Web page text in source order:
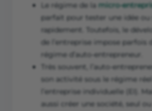
Le régime de la micro-
parfait pour tester une idée ou
rapidement. Toutefois, le
de l’entreprise impose parfois
régime d’auto-entrepreneur.
Très souvent, l’auto-
son activité sous le régime
l’entreprise individuelle (EI).
aussi créer une société, seul